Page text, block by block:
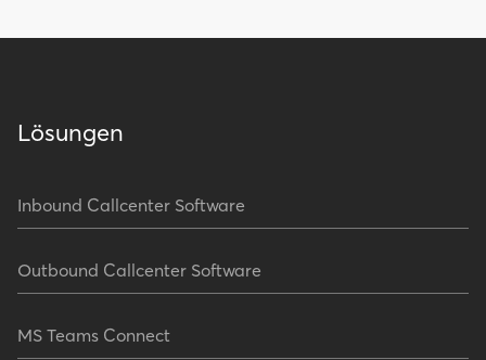
Lösungen
Inbound Callcenter Software
Outbound Callcenter Software
MS Teams Connect